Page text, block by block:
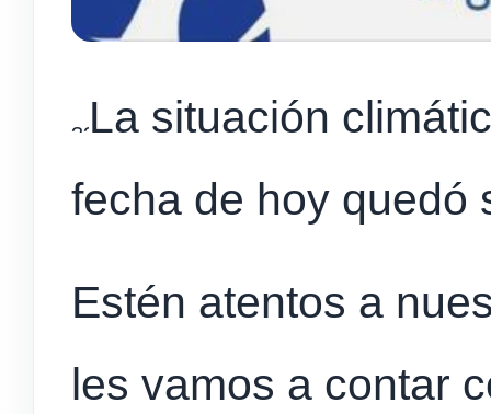
La situación
fecha de hoy quedó
Estén atentos a
les vamos a contar